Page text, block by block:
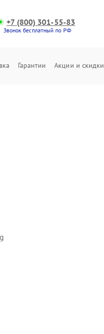
+7 (800) 301-55-83
Звонок бесплатный по РФ
Гарантии Акции и скидки